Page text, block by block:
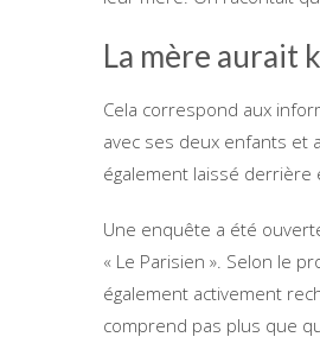
La mère aurait
Cela correspond aux
avec ses deux enfants et
également laissé derrière
Une enquête a été
« Le Parisien ». Selon le
également activement
comprend pas plus que